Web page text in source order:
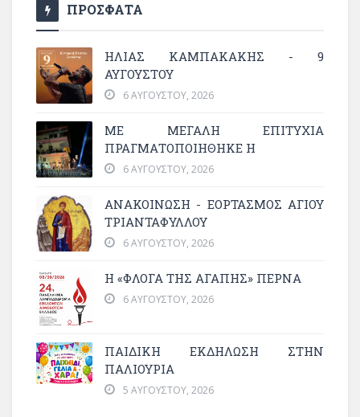
ΠΡΟΣΦΑΤΑ
ΗΛΙΑΣ ΚΑΜΠΑΚΑΚΗΣ - 9
ΑΥΓΟΥΣΤΟΥ
6 ΑΥΓΟΎΣΤΟΥ, 2026
ΜΕ ΜΕΓΆΛΗ ΕΠΙΤΥΧΊΑ
ΠΡΑΓΜΑΤΟΠΟΙΉΘΗΚΕ Η
6 ΑΥΓΟΎΣΤΟΥ, 2026
ΑΝΑΚΟΙΝΩΣΗ - ΕΟΡΤΑΣΜΟΣ ΑΓΙΟΥ
ΤΡΙΑΝΤΑΦΥΛΛΟΥ
6 ΑΥΓΟΎΣΤΟΥ, 2026
Η «ΦΛΌΓΑ ΤΗΣ ΑΓΆΠΗΣ» ΠΕΡΝΆ
6 ΑΥΓΟΎΣΤΟΥ, 2026
ΠΑΙΔΙΚΗ ΕΚΔΗΛΩΣΗ ΣΤΗΝ
ΠΑΛΙΟΥΡΙΑ
5 ΑΥΓΟΎΣΤΟΥ, 2026